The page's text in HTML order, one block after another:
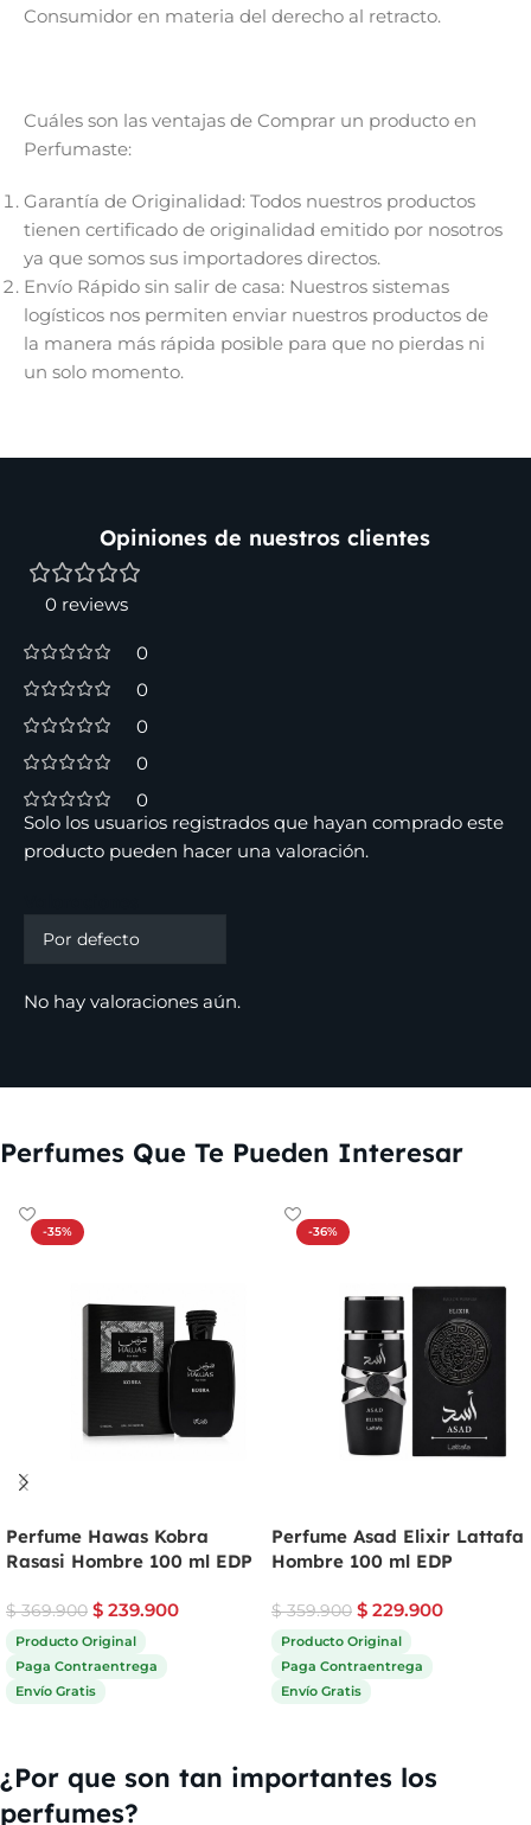
Consumidor en materia del derecho al retracto.
Cuáles son las ventajas de Comprar un producto en
Perfumaste:
Garantía de Originalidad: Todos nuestros productos
tienen certificado de originalidad emitido por nosotros
ya que somos sus importadores directos.
Envío Rápido sin salir de casa: Nuestros sistemas
logísticos nos permiten enviar nuestros productos de
la manera más rápida posible para que no pierdas ni
un solo momento.
Opiniones de nuestros clientes
0 reviews
0
0
0
0
0
No hay valoraciones aún.
Solo los usuarios registrados que hayan comprado este
producto pueden hacer una valoración.
Perfumes Que Te Pueden Interesar
-35%
Perfume Hawas Kobra
Rasasi Hombre 100 ml EDP
$369.900 $ 239.900
Producto Original
Paga Contraentrega
Envío Gratis
-36%
Perfume Asad Elixir Lattafa
Hombre 100 ml EDP
$359.900 $ 229.900
Producto Original
Paga Contraentrega
Envío Gratis
¿Por que son tan importantes los
perfumes?